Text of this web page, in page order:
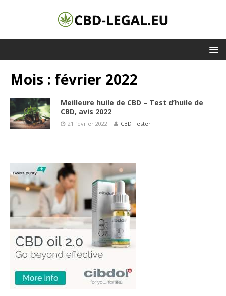
Mois : février 2022
Meilleure huile de CBD – Test d’huile de
CBD, avis 2022
21 février 2022 CBD Tester